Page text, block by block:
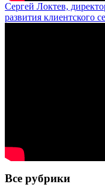
Сергей Локтев,
развития клиентского
Все рубрики